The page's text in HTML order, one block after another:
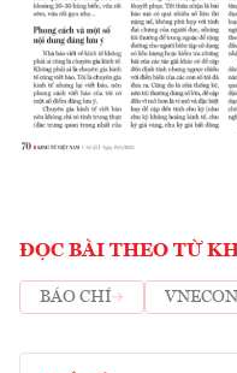
ĐỌC BÀI THEO TỪ
BÁO CHÍ